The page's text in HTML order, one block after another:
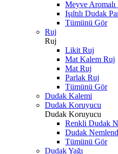
Meyve Aromalı
Işıltılı Dudak
Tümünü Gör
Ruj
Ruj
Likit Ruj
Mat Kalem Ruj
Mat Ruj
Parlak Ruj
Tümünü Gör
Dudak Kalemi
Dudak Koruyucu
Dudak Koruyucu
Renkli Dudak
Dudak
Tümünü Gör
Dudak Yağı